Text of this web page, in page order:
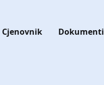
Cjenovnik Dokumenti